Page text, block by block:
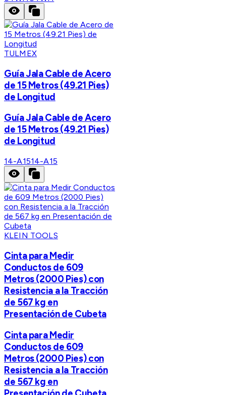
TULMEX
Guía Jala Cable de Acero
de 15 Metros (49.21 Pies)
de Longitud
Guía Jala Cable de Acero
de 15 Metros (49.21 Pies)
de Longitud
14-A1514-A15
KLEIN TOOLS
Cinta para Medir
Conductos de 609
Metros (2000 Pies) con
Resistencia a la Tracción
de 567 kg en
Presentación de Cubeta
Cinta para Medir
Conductos de 609
Metros (2000 Pies) con
Resistencia a la Tracción
de 567 kg en